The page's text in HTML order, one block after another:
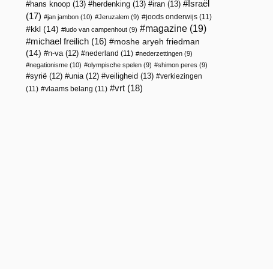
hans knoop (13) herdenking (13) iran (13)
Israël
(17)
jan jambon (10) Jeruzalem (9) joods onderwijs (11)
kkl (14) ludo van campenhout (9) magazine (19)
michael freilich (16)
moshe aryeh friedman
(14)
n-va(12) nederland (11) nederzettingen (9)
negationisme (10) olympische spelen (9) shimon peres (9)
syrië (12) unia(12) veiligheid (13)
verkiezingen
(11)
vlaams belang (11) vrt (18)